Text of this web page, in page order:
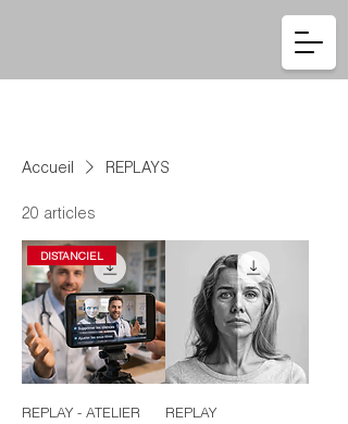
Accueil REPLAYS
20 articles
DISTANCIEL
REPLAY - ATELIER
REPLAY